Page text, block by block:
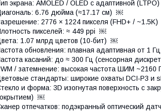
экрана: AMOLED / OLED с адаптивной
6.76 дюйма (≈17.17 см) ￼
2776 × 1224 пикселя (FHD+ /
пикселей: ≈ 449 ppi ￼
1.07 млрд цветов (10-бит) ￼
обновления: плавная адаптивная от 1
касаний: до ≈ 300 Гц (сенсорная
/ затемнение: высокая частота ШИМ
стандарты: широкие охваты DCI-P3 и
и форма: 3D изогнутая поверхность с
￼
отпечатков: подэкранный оптический